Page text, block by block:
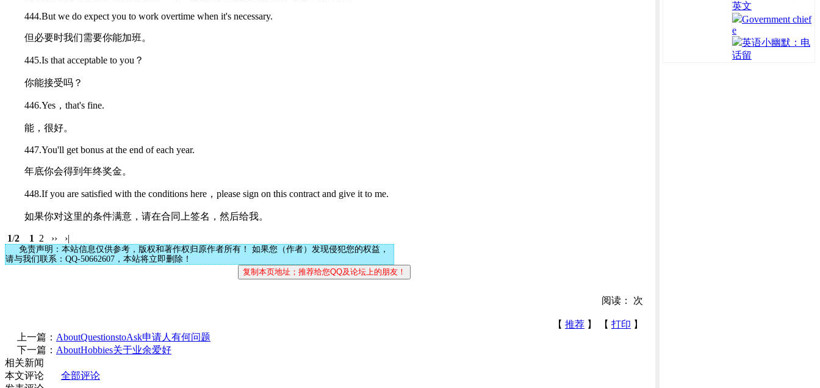
444.But we do expect you to work overtime when it's necessary.
但必要时我们需要你能加班。
445.Is that acceptable to you？
你能接受吗？
446.Yes，that's fine.
能，很好。
447.You'll get bonus at the end of each year.
年底你会得到年终奖金。
448.If you are satisfied with the conditions here，please sign on this contract and give it to me.
如果你对这里的条件满意，请在合同上签名，然后给我。
1/2 1 2 ›› ›|
免责声明：本站信息仅供参考，版权和著作权归原作者所有！ 如果您（作者）发现侵犯您的权益，
请与我们联系：QQ-50662607，本站将立即删除！
阅读： 次
【 推荐 】 【 打印 】
上一篇： AboutQuestionstoAsk申请人有何问题
下一篇： AboutHobbies关于业余爱好
相关新闻
本文评论
全部评论
英文
Government chief
e
英语小幽默：电
话留